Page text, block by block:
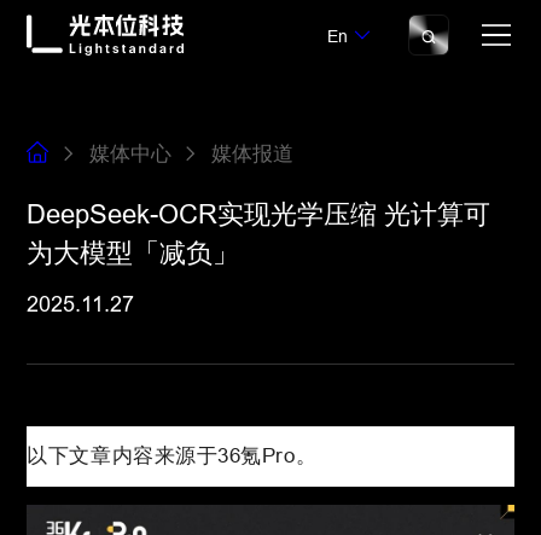
En
媒体中心 媒体报道
DeepSeek-OCR实现光学压缩 光计算可
为大模型「减负」
2025.11.27
以下文章内容来源于36氪Pro。